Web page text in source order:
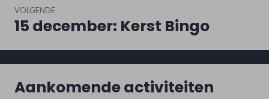
VOLGENDE
Volgend
15 december: Kerst Bingo
Aankomende activiteiten